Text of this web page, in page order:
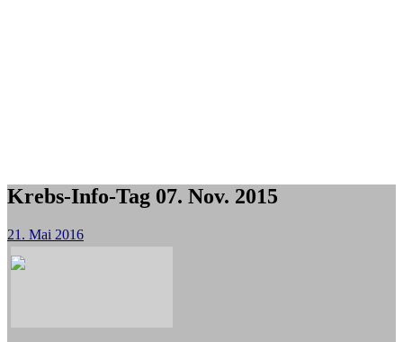
Krebs-Info-Tag 07. Nov. 2015
21. Mai 2016